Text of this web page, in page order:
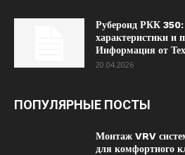
Рубероид РКК 350:
характеристики и
Информация от
20.04.2026
ПОПУЛЯРНЫЕ ПОСТЫ
Монтаж VRV
для комфортного